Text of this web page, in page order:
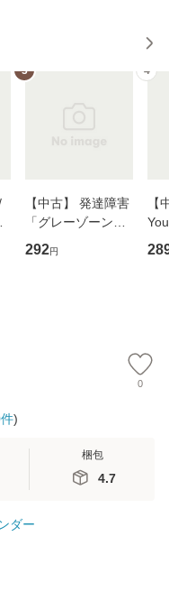
3
【中古】 発達障害
「グレーゾーン」
その正しい理解と
克服法 (SB新書 57
292円
4
【
のが
0
件)
梱包
4.7
ダー